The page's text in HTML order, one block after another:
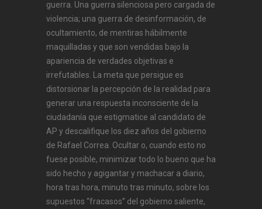
guerra. Una guerra silenciosa pero cargada de
violencia; una guerra de desinformación, de
ocultamiento, de mentiras hábilmente
maquilladas y que son vendidas bajo la
apariencia de verdades objetivas e
irrefutables. La meta que persigue es
distorsionar la percepción de la realidad para
generar una respuesta inconsciente de la
ciudadanía que estigmatice al candidato de
AP y descalifique los diez años del gobierno
de Rafael Correa. Ocultar o, cuando esto no
fuese posible, minimizar todo lo bueno que ha
sido hecho y agigantar y machacar a diario,
hora tras hora, minuto tras minuto, sobre los
supuestos “fracasos” del gobierno saliente,